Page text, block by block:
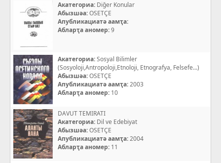
Акатегориа: Diğer Konular
Абызшәа:OSETÇE
Апубликациатә аамҭа:
Абларҭа аномер:9
Акатегориа:Sosyal Bilimler
(Sosyoloji,Antropoloji,Etnoloji, Etnografya, Felsefe...)
Абызшәа:OSETÇE
Апубликациатә аамҭа:2003
Абларҭа аномер: 10
DAVUT TEMIRATI
Акатегориа: Dil ve Edebiyat
Абызшәа:OSETÇE
Апубликациатә аамҭа:2004
Абларҭа аномер: 11